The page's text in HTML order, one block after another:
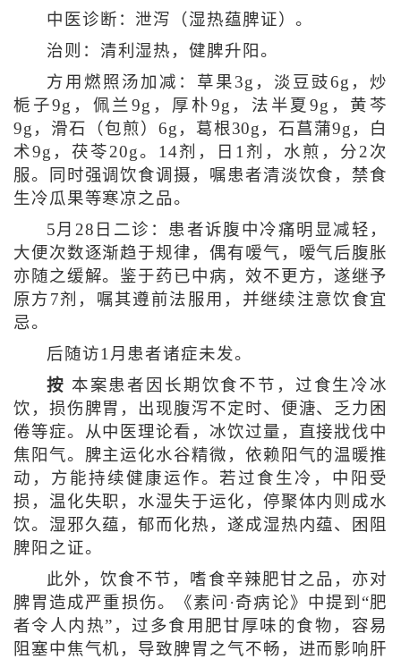
中医诊断：泄泻（湿热蕴脾证）。
治则：清利湿热，健脾升阳。
方用燃照汤加减：草果3g，淡豆豉6g，炒
栀子9g，佩兰9g，厚朴9g，法半夏9g，黄芩
9g，滑石（包煎）6g，葛根30g，石菖蒲9g，白
术9g，茯苓20g。14剂，日1剂，水煎，分2次
服。同时强调饮食调摄，嘱患者清淡饮食，禁食
生冷瓜果等寒凉之品。
5月28日二诊：患者诉腹中冷痛明显减轻，
大便次数逐渐趋于规律，偶有嗳气，嗳气后腹胀
亦随之缓解。鉴于药已中病，效不更方，遂继予
原方7剂，嘱其遵前法服用，并继续注意饮食宜
忌。
后随访1月患者诸症未发。
按 本案患者因长期饮食不节，过食生冷冰
饮，损伤脾胃，出现腹泻不定时、便溏、乏力困
倦等症。从中医理论看，冰饮过量，直接戕伐中
焦阳气。脾主运化水谷精微，依赖阳气的温暖推
动，方能持续健康运作。若过食生冷，中阳受
损，温化失职，水湿失于运化，停聚体内则成水
饮。湿邪久蕴，郁而化热，遂成湿热内蕴、困阻
脾阳之证。
此外，饮食不节，嗜食辛辣肥甘之品，亦对
脾胃造成严重损伤。《素问·奇病论》中提到“肥
者令人内热”，过多食用肥甘厚味的食物，容易
阻塞中焦气机，导致脾胃之气不畅，进而影响肝